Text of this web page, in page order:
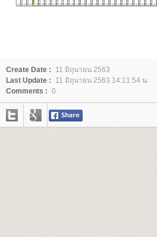
Create Date :
11 มิถุนายน 2563
Last Update :
11 มิถุนายน 2563 14:11:54 น.
Comments : 0